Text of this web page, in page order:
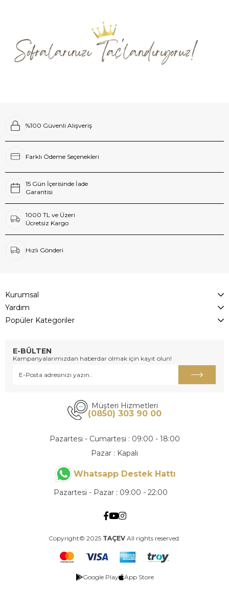
%100 Güvenli Alışveriş
Farklı Ödeme Seçenekleri
15 Gün İçerisinde İade
Garantisi
1000 TL ve Üzeri
Ücretsiz Kargo
Hızlı Gönderi
Kurumsal
Yardım
Popüler Kategoriler
E-BÜLTEN
Kampanyalarımızdan haberdar olmak için kayıt olun!
Müşteri Hizmetleri
(0850) 303 90 00
Pazartesi - Cumartesi : 09:00 - 18:00
Pazar : Kapalı
Whatsapp Destek Hattı
Pazartesi - Pazar : 09:00 - 22:00
Copyright© 2025 TAÇEV All rights reserved.
Google Play App Store